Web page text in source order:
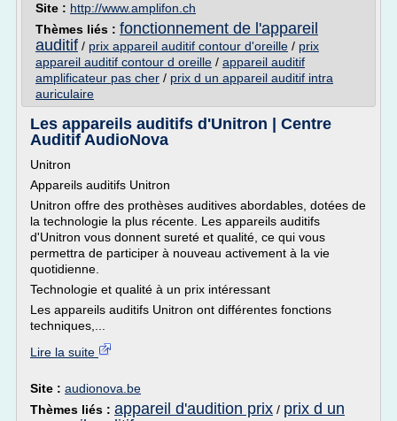
Site : http://www.amplifon.ch
Thèmes liés : fonctionnement de l'appareil
auditif / prix appareil auditif contour d'oreille / prix
appareil auditif contour d oreille / appareil auditif
amplificateur pas cher / prix d un appareil auditif intra
auriculaire
Les appareils auditifs d'Unitron | Centre
Auditif AudioNova
Unitron
Appareils auditifs Unitron
Unitron offre des prothèses auditives abordables, dotées de
la technologie la plus récente. Les appareils auditifs
d'Unitron vous donnent sureté et qualité, ce qui vous
permettra de participer à nouveau activement à la vie
quotidienne.
Technologie et qualité à un prix intéressant
Les appareils auditifs Unitron ont différentes fonctions
techniques,...
Lire la suite
Site : audionova.be
Thèmes liés : appareil d'audition prix / prix d un